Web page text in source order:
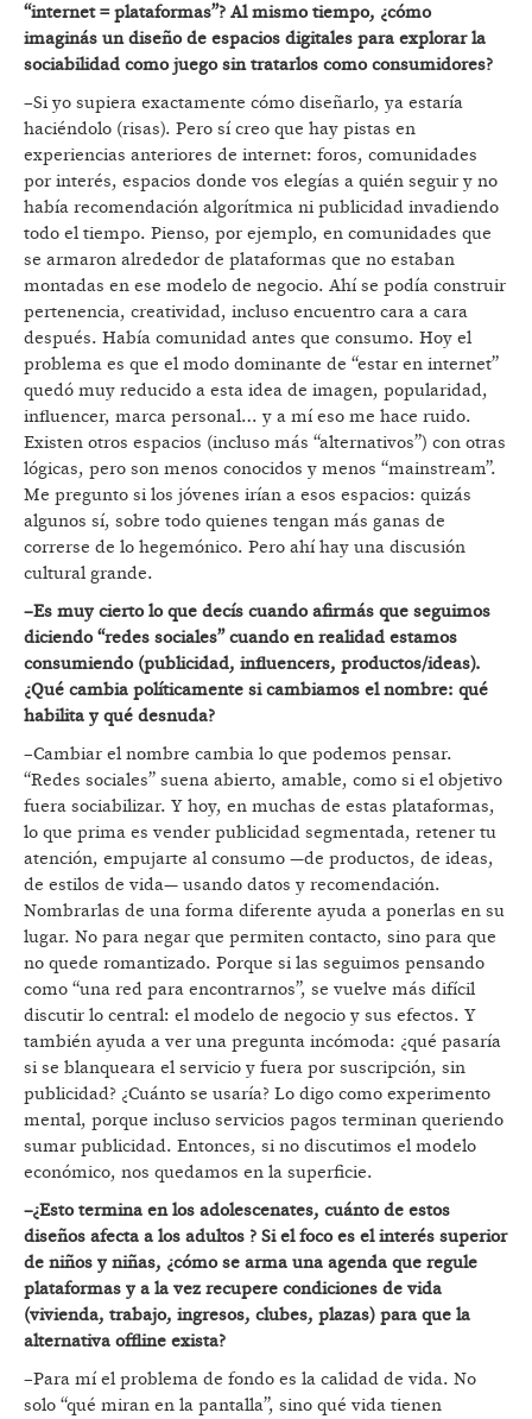
“internet = plataformas”? Al mismo tiempo, ¿cómo
imaginás un diseño de espacios digitales para explorar la
sociabilidad como juego sin tratarlos como consumidores?
–Si yo supiera exactamente cómo diseñarlo, ya estaría
haciéndolo (risas). Pero sí creo que hay pistas en
experiencias anteriores de internet: foros, comunidades
por interés, espacios donde vos elegías a quién seguir y no
había recomendación algorítmica ni publicidad invadiendo
todo el tiempo. Pienso, por ejemplo, en comunidades que
se armaron alrededor de plataformas que no estaban
montadas en ese modelo de negocio. Ahí se podía construir
pertenencia, creatividad, incluso encuentro cara a cara
después. Había comunidad antes que consumo. Hoy el
problema es que el modo dominante de “estar en internet”
quedó muy reducido a esta idea de imagen, popularidad,
influencer, marca personal… y a mí eso me hace ruido.
Existen otros espacios (incluso más “alternativos”) con otras
lógicas, pero son menos conocidos y menos “mainstream”.
Me pregunto si los jóvenes irían a esos espacios: quizás
algunos sí, sobre todo quienes tengan más ganas de
correrse de lo hegemónico. Pero ahí hay una discusión
cultural grande.
–Es muy cierto lo que decís cuando afirmás que seguimos
diciendo “redes sociales” cuando en realidad estamos
consumiendo (publicidad, influencers, productos/ideas).
¿Qué cambia políticamente si cambiamos el nombre: qué
habilita y qué desnuda?
–Cambiar el nombre cambia lo que podemos pensar.
“Redes sociales” suena abierto, amable, como si el objetivo
fuera sociabilizar. Y hoy, en muchas de estas plataformas,
lo que prima es vender publicidad segmentada, retener tu
atención, empujarte al consumo —de productos, de ideas,
de estilos de vida— usando datos y recomendación.
Nombrarlas de una forma diferente ayuda a ponerlas en su
lugar. No para negar que permiten contacto, sino para que
no quede romantizado. Porque si las seguimos pensando
como “una red para encontrarnos”, se vuelve más difícil
discutir lo central: el modelo de negocio y sus efectos. Y
también ayuda a ver una pregunta incómoda: ¿qué pasaría
si se blanqueara el servicio y fuera por suscripción, sin
publicidad? ¿Cuánto se usaría? Lo digo como experimento
mental, porque incluso servicios pagos terminan queriendo
sumar publicidad. Entonces, si no discutimos el modelo
económico, nos quedamos en la superficie.
–¿Esto termina en los adolescenates, cuánto de estos
diseños afecta a los adultos ? Si el foco es el interés superior
de niños y niñas, ¿cómo se arma una agenda que regule
plataformas y a la vez recupere condiciones de vida
(vivienda, trabajo, ingresos, clubes, plazas) para que la
alternativa offline exista?
–Para mí el problema de fondo es la calidad de vida. No
solo “qué miran en la pantalla”, sino qué vida tienen